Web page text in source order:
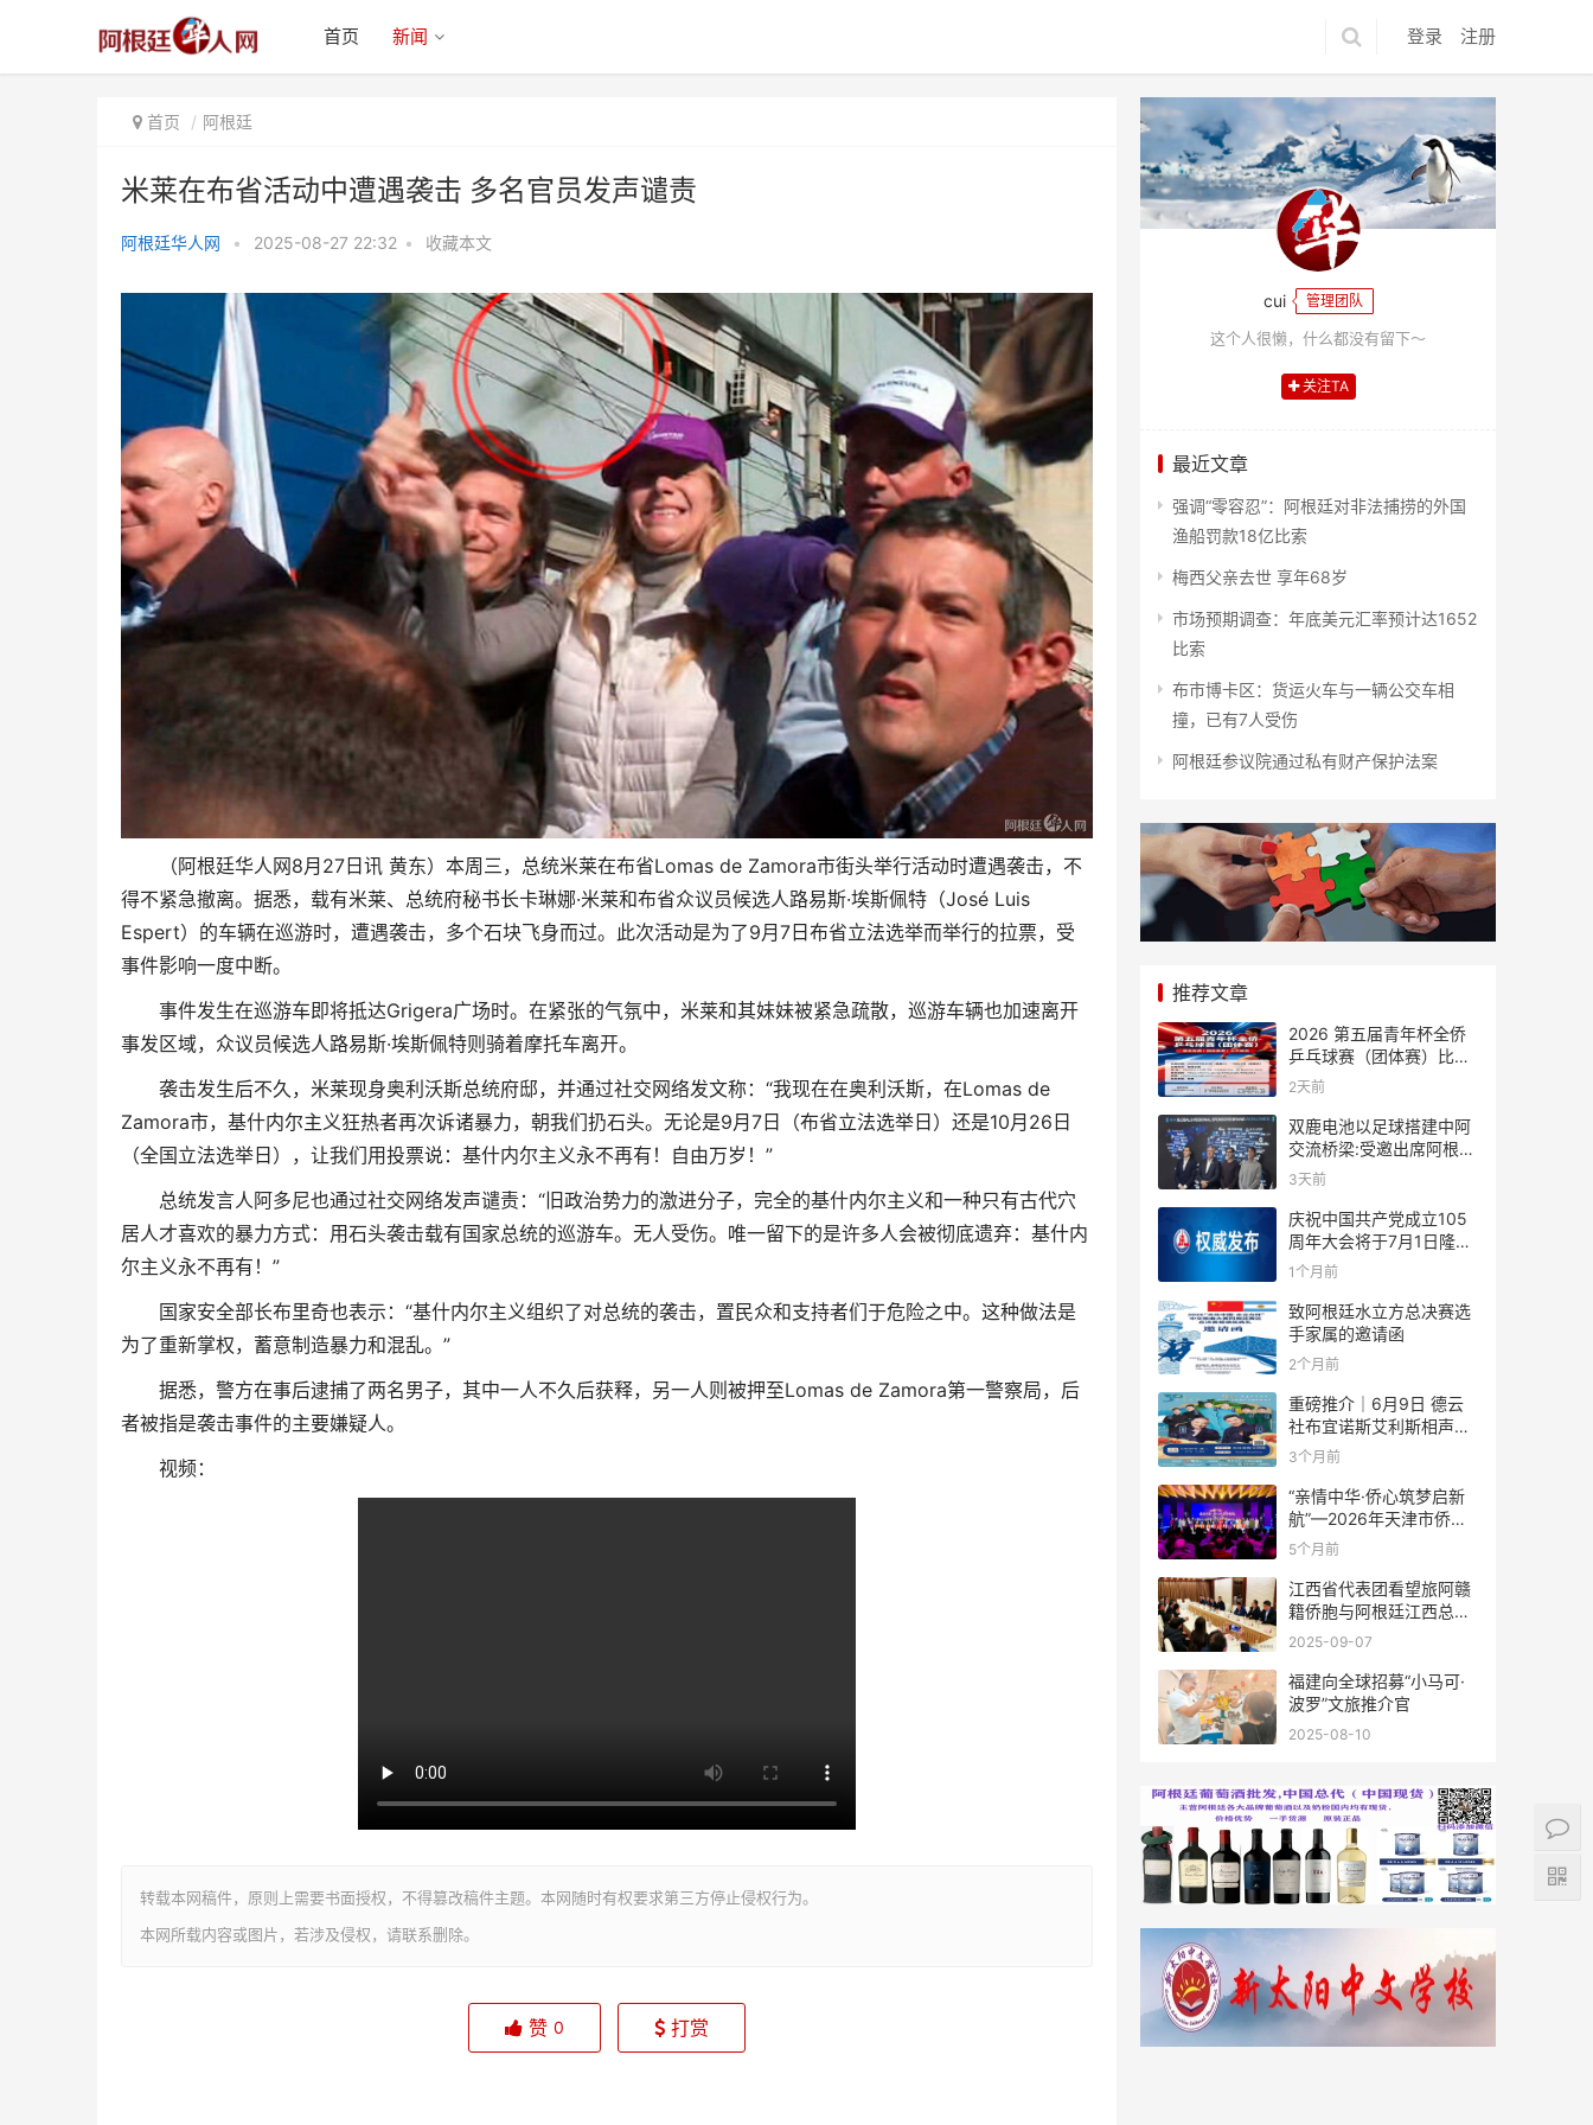
登录 注册
首页 新闻
首页 阿根廷
米莱在布省活动中遭遇袭击 多名官员发声谴责
阿根廷华人网 • 2025-08-27 22:32 • 收藏本文
（阿根廷华人网8月27日讯 黄东）本周三，总统米莱在布省Lomas de Zamora市街头举行活动时遭遇袭击，不
得不紧急撤离。据悉，载有米莱、总统府秘书长卡琳娜·米莱和布省众议员候选人路易斯·埃斯佩特（José Luis
Espert）的车辆在巡游时，遭遇袭击，多个石块飞身而过。此次活动是为了9月7日布省立法选举而举行的拉票，受
事件影响一度中断。
事件发生在巡游车即将抵达Grigera广场时。在紧张的气氛中，米莱和其妹妹被紧急疏散，巡游车辆也加速离开
事发区域，众议员候选人路易斯·埃斯佩特则骑着摩托车离开。
袭击发生后不久，米莱现身奥利沃斯总统府邸，并通过社交网络发文称：“我现在在奥利沃斯，在Lomas de
Zamora市，基什内尔主义狂热者再次诉诸暴力，朝我们扔石头。无论是9月7日（布省立法选举日）还是10月26日
（全国立法选举日），让我们用投票说：基什内尔主义永不再有！自由万岁！”
总统发言人阿多尼也通过社交网络发声谴责：“旧政治势力的激进分子，完全的基什内尔主义和一种只有古代穴
居人才喜欢的暴力方式：用石头袭击载有国家总统的巡游车。无人受伤。唯一留下的是许多人会被彻底遗弃：基什内
尔主义永不再有！”
国家安全部长布里奇也表示：“基什内尔主义组织了对总统的袭击，置民众和支持者们于危险之中。这种做法是
为了重新掌权，蓄意制造暴力和混乱。”
据悉，警方在事后逮捕了两名男子，其中一人不久后获释，另一人则被押至Lomas de Zamora第一警察局，后
者被指是袭击事件的主要嫌疑人。
视频：
转载本网稿件，原则上需要书面授权，不得篡改稿件主题。本网随时有权要求第三方停止侵权行为。
本网所载内容或图片，若涉及侵权，请联系删除。
赞 0 打赏
cui 管理团队
这个人很懒，什么都没有留下～
关注TA
最近文章
强调“零容忍”：阿根廷对非法捕捞的外国
渔船罚款18亿比索
梅西父亲去世 享年68岁
市场预期调查：年底美元汇率预计达1652
比索
布市博卡区：货运火车与一辆公交车相
撞，已有7人受伤
阿根廷参议院通过私有财产保护法案
推荐文章
2026 第五届青年杯全侨
乒乓球赛（团体赛）比赛
规则
2天前
双鹿电池以足球搭建中阿
交流桥梁:受邀出席阿根廷
足协赞助商招待会！
3天前
庆祝中国共产党成立105
周年大会将于7月1日隆重
举行
1个月前
致阿根廷水立方总决赛选
手家属的邀请函
2个月前
重磅推介｜6月9日 德云
社布宜诺斯艾利斯相声专
场！国风曲艺邂逅南美风
结！
3个月前
“亲情中华·侨心筑梦启新
航”—2026年天津市侨界
新春联谊活动成功举办
5个月前
江西省代表团看望旅阿赣
籍侨胞与阿根廷江西总商
会座谈
2025-09-07
福建向全球招募“小马可·
波罗”文旅推介官
2025-08-10